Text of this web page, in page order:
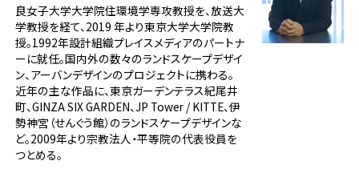
良女子大学大学院住環境学専攻教授を、放送大
学教授を経て、2019 年より東京大学大学院教
授。1992年設計組織プレイスメディアのパートナ
ーに就任。国内外の数々のランドスケープデザイ
ン、アーバンデザインのプロジェクトに携わる。
近年の主な作品に、東京ガーデンテラス紀尾井
町、GINZA SIX GARDEN、JP Tower / KITTE、伊
勢神宮（せんぐう館）のランドスケープデザインな
ど。2009年より宗教法人・平等院の代表役員を
つとめる。